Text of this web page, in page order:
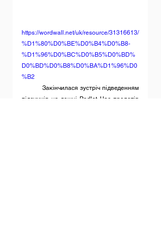
https://wordwall.net/uk/resource/31316613/
%D1%80%D0%BE%D0%B4%D0%B8-
%D1%96%D0%BC%D0%B5%D0%BD%
D0%BD%D0%B8%D0%BA%D1%96%D0
%B2
підсумків на дошці Padlet. Час пролетів